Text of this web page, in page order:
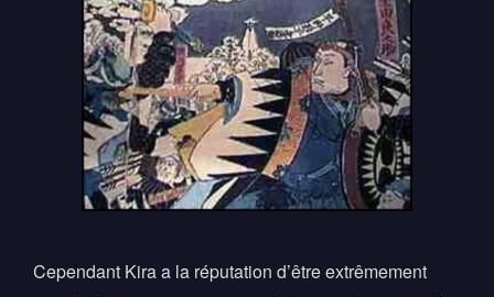
Cependant Kira a la réputation d’être extrêmement